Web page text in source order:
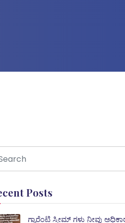
Posts
ಗ್ಯಾರೆಂಟಿ ಸ್ಕೀಮ್ ಗಳು ನೀವು